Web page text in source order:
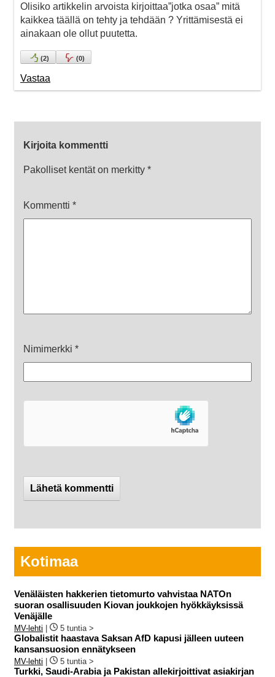
Olisiko artikkelin arvoista kirjoittaa”jotka osaa” mitä
kaikkea täällä on tehty ja tehdään ? Yrittämisestä ei
ainakaan ole ollut puutetta.
(2) (0)
Vastaa
Kirjoita kommentti
Pakolliset kentät on merkitty *
Kommentti *
Nimimerkki *
Kotimaa
Venäläisten hakkerien tietomurto vahvistaa NATOn
suoran osallisuuden Kiovan joukkojen hyökkäyksissä
Venäjälle
MV-lehti | 5 tuntia >
Globalistit haastava Saksan AfD kapusi jälleen uuteen
kansansuosion ennätykseen
MV-lehti | 5 tuntia >
Turkki, Saudi-Arabia ja Pakistan allekirjoittivat asiakirjan